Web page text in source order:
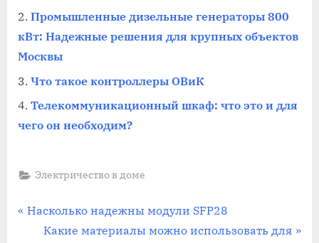
Промышленные дизельные генераторы 800
кВт: Надежные решения для крупных объектов
Москвы
Что такое контроллеры ОВиК
Телекоммуникационный шкаф: что это и для
чего он необходим?
Электричество в доме
Навигация
П
Насколько надежны модули SFP28
С
Какие материалы можно использовать для